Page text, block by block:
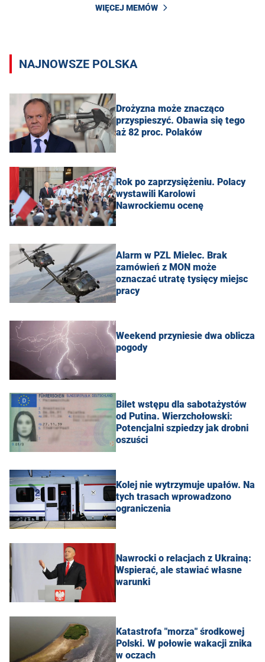
WIĘCEJ MEMÓW
NAJNOWSZE POLSKA
Drożyzna może znacząco
przyspieszyć. Obawia się tego
aż 82 proc. Polaków
Rok po zaprzysiężeniu. Polacy
wystawili Karolowi
Nawrockiemu ocenę
Alarm w PZL Mielec. Brak
zamówień z MON może
oznaczać utratę tysięcy miejsc
pracy
Weekend przyniesie dwa oblicza
pogody
Bilet wstępu dla sabotażystów
od Putina. Wierzchołowski:
Potencjalni szpiedzy jak drobni
oszuści
Kolej nie wytrzymuje upałów. Na
tych trasach wprowadzono
ograniczenia
Nawrocki o relacjach z Ukrainą:
Wspierać, ale stawiać własne
warunki
Katastrofa "morza" środkowej
Polski. W połowie wakacji znika
w oczach